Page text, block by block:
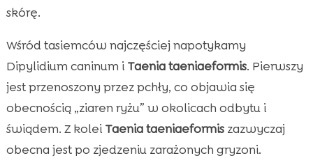
skórę.
Wśród tasiemców najczęściej napotykamy
Dipylidium caninum i Taenia taeniaeformis. Pierwszy
jest przenoszony przez pchły, co objawia się
obecnością „ziaren ryżu” w okolicach odbytu i
świądem. Z kolei Taenia taeniaeformiszazwyczaj
obecna jest po zjedzeniu zarażonych gryzoni.